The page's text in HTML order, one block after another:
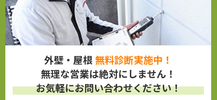
外壁・屋根 無料診断実施中！
無理な営業は絶対にしません！
お気軽にお問い合わせください！